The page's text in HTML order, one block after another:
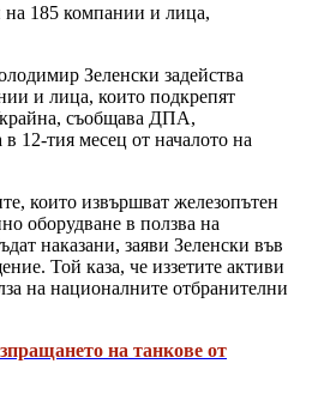
185 компании и лица,
Зеленски задейства
и лица, които подкрепят
съобщава ДПА,
12-тия месец от началото на
които извършват железопътен
оборудване в ползва на
наказани, заяви Зеленски във
Той каза, че иззетите активи
на националните отбранителни
на танкове от